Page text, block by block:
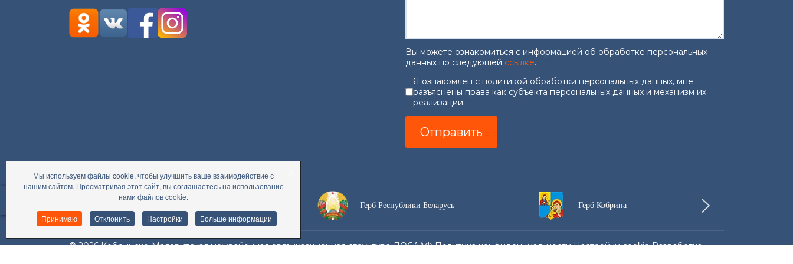
Мы используем файлы cookie, чтобы улучшить ваше взаимодействие с
нашим сайтом. Просматривая этот сайт, вы соглашаетесь на использование
нами файлов cookie.
Принимаю Отклонить Настройки Больше информации
Вы можете ознакомиться с информацией об обработке персональных
данных по следующей ссылке.
Согласие на обработку персональных данных
Я ознакомлен с политикой обработки персональных данных, мне
разъяснены права как субъекта персональных данных и механизм их
реализации.
Отправить
PRESIDENT.GOV.BY
Президент Республики Беларусь
Герб Республики Беларусь Герб Кобрина
© 2026 Кобринско-Малоритская межрайонная организационная структура ДОСААФ Политика конфиденциальности Настройки cookie Разработка